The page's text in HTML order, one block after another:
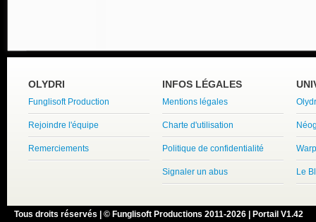
OLYDRI
Funglisoft Production
Rejoindre l'équipe
Remerciements
INFOS LÉGALES
Mentions légales
Charte d'utilisation
Politique de confidentialité
Signaler un abus Le
Tous droits réservés | © Funglisoft Productions 2011-2026 | Portail V1.42